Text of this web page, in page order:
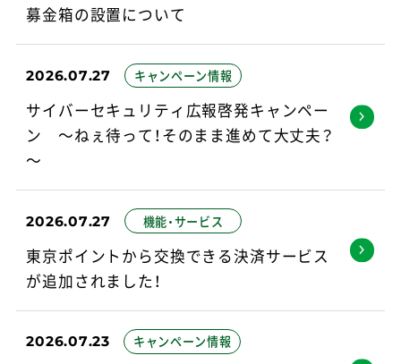
募金箱の設置について
2026.07.27 キャンペーン情報
サイバーセキュリティ広報啓発キャンペー
ン ～ねぇ待って！そのまま進めて大丈夫？
～
2026.07.27 機能・サービス
東京ポイントから交換できる決済サービス
が追加されました！
2026.07.23 キャンペーン情報